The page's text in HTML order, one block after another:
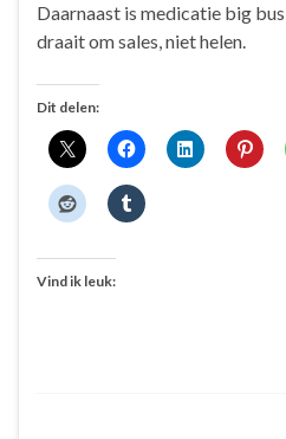
Daarnaast is medicatie big
draait om sales, niet helen.
Dit delen:
Vind ik leuk: